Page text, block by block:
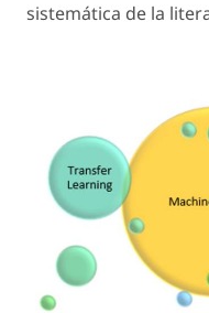
sistemática de la